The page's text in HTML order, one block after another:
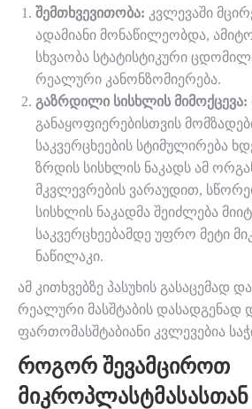
შემთხვევითობა: კვლევაში
ადამიანი მონაწილეობდა,
სხვაობა სტატისტიკური
რეალური კანონზომიერება.
გაზრდილი სისხლის მიმოქცევა:
განაყოფიერებისთვის
საკვერცხეების სტიმულირება
ზრდის სისხლის ნაკადს ამ
მკვლევრების ვარაუდით,
სისხლის ნაკადმა შეიძლება
საკვერცხეებამდე უფრო მეტი
ნაწილაკი.
ამ კითხვებზე პასუხის გასაცემად
რეალური მასშტაბის დასადგენად
ფართომასშტაბიანი კვლევებია
ᲠᲝᲒᲝᲠ ᲨᲔᲕᲐᲛᲪᲘᲠᲝᲗ
ᲛᲘᲙᲠᲝᲞᲚᲐᲡᲢᲛᲐᲡᲐᲡᲗᲐᲜ